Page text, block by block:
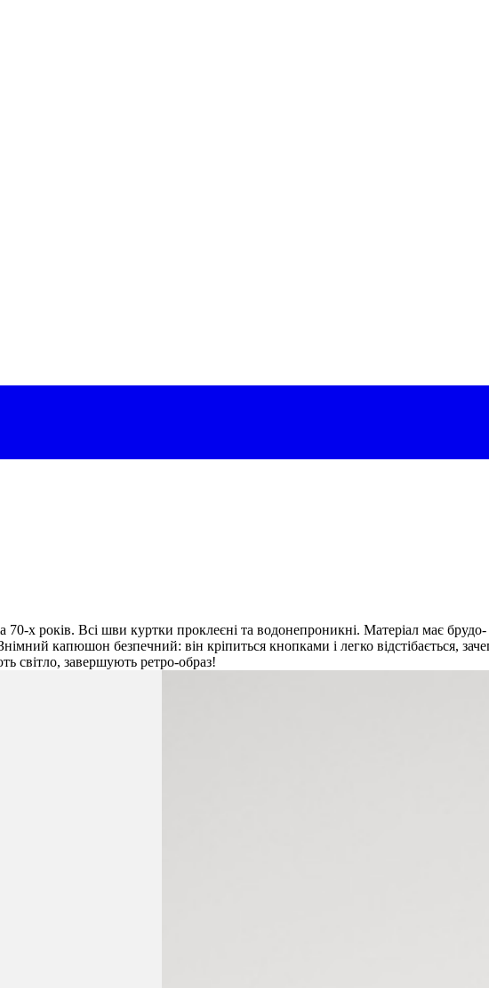
70-х років. Всі шви куртки проклеєні та водонепроникні. Матеріал має
капюшон безпечний: він кріпиться кнопками і легко відстібається,
світло, завершують ретро-образ!